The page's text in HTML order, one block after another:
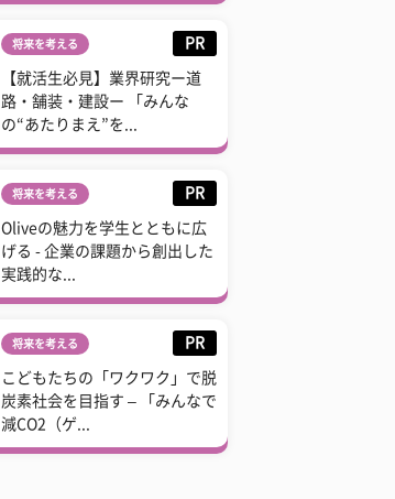
将来を考える PR
【就活生必見】業界研究ー道
路・舗装・建設ー 「みんな
の“あたりまえ”を...
将来を考える PR
Oliveの魅力を学生とともに広
げる - 企業の課題から創出した
実践的な...
将来を考える PR
こどもたちの「ワクワク」で脱
炭素社会を目指す – 「みんなで
減CO2（ゲ...